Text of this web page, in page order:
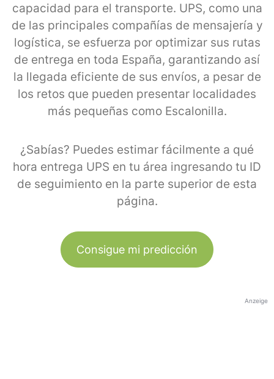
capacidad para el transporte. UPS, como una
de las principales compañías de mensajería y
logística, se esfuerza por optimizar sus rutas
de entrega en toda España, garantizando así
la llegada eficiente de sus envíos, a pesar de
los retos que pueden presentar localidades
más pequeñas como Escalonilla.
¿Sabías? Puedes estimar fácilmente a qué
hora entrega UPS en tu área ingresando tu ID
de seguimiento en la parte superior de esta
página.
Consigue mi predicción
Anzeige